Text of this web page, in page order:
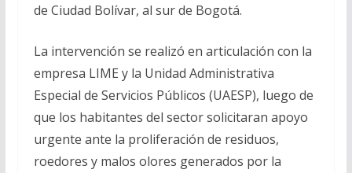
de Ciudad Bolívar, al sur de Bogotá.
La intervención se realizó en articulación con la
empresa LIME y la Unidad Administrativa
Especial de Servicios Públicos (UAESP), luego de
que los habitantes del sector solicitaran apoyo
urgente ante la proliferación de residuos,
roedores y malos olores generados por la